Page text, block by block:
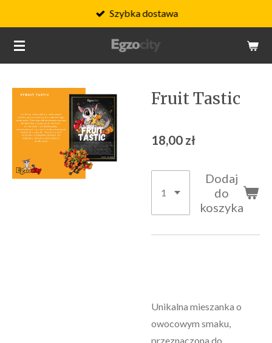
do
głównej
treści
Szybka dostawa
Fruit Tastic
18,00 zł
Dodaj
do
koszyka
Unikalna mieszanka o
owocowym smaku,
przeznaczona do